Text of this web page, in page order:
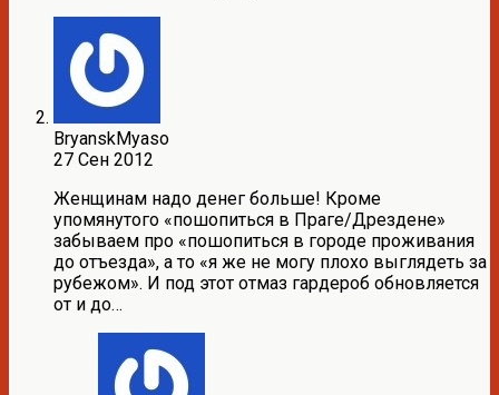
BryanskMyaso
27 Сен 2012
Женщинам надо денег больше! Кроме
упомянутого «пошопиться в Праге/Дрездене»
забываем про «пошопиться в городе проживания
до отъезда», а то «я же не могу плохо выглядеть за
рубежом». И под этот отмаз гардероб обновляется
от и до…